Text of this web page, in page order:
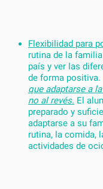
Flexibilidad para
rutina de la
país y ver las
de forma positiva.
que adaptarse a
no al revés. El
preparado y
adaptarse a su
rutina, la comida,
actividades de